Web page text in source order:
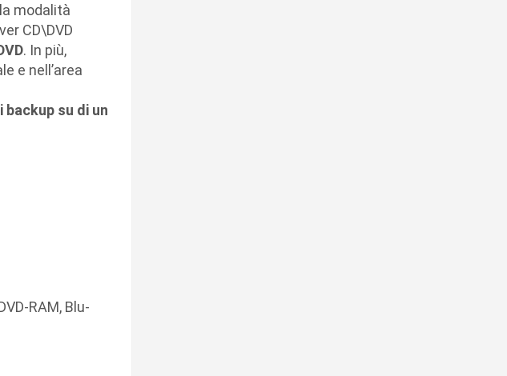
modalità
CD\DVD
. In più,
e nell’area
su di un
RAM, Blu-